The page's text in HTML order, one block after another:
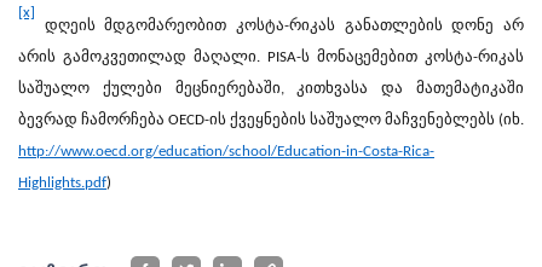
[x]
დღეის მდგომარეობით კოსტა-რიკას განათლების დონე არ
არის გამოკვეთილად მაღალი. PISA-ს მონაცემებით კოსტა-რიკას
საშუალო ქულები მეცნიერებაში, კითხვასა და მათემატიკაში
ბევრად ჩამორჩება OECD-ის ქვეყნების საშუალო მაჩვენებლებს (იხ.
http://www.oecd.org/education/school/Education-in-Costa-Rica-
Highlights.pdf)